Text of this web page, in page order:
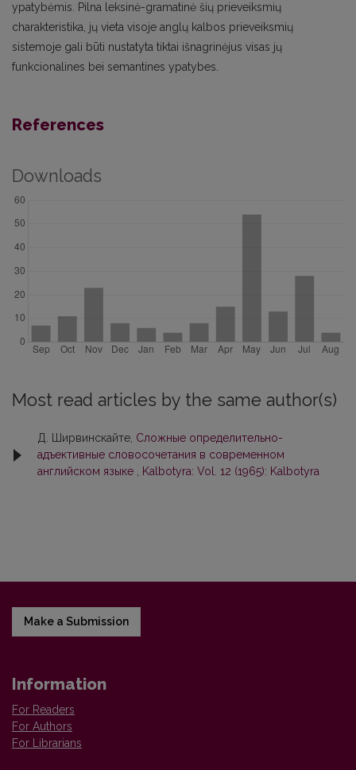
ypatybėmis. Pilna leksinė-gramatinė šių prieveiksmių
charakteristika, jų vieta visoje anglų kalbos prieveiksmių
sistemoje gali būti nustatyta tiktai išnagrinėjus visas jų
funkcionalines bei semantines ypatybes.
References
Downloads
Most read articles by the same author(s)
Д. Ширвинскайте, Сложные определительно-
адъективные словосочетания в современном
английском языке
Kalbotyra: Vol. 12 (1965): Kalbotyra
Make a Submission
Information
For Readers
For Authors
For Librarians